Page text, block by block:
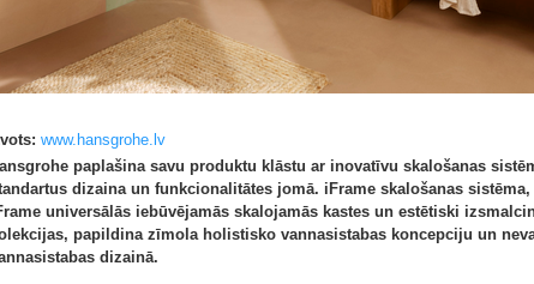
www.hansgrohe.lv
paplašina savu produktu klāstu ar inovatīvu skalošanas
dizaina un funkcionalitātes jomā. iFrame skalošanas
universālās iebūvējamās skalojamās kastes un estētiski
papildina zīmola holistisko vannasistabas koncepciju un
dizainā.